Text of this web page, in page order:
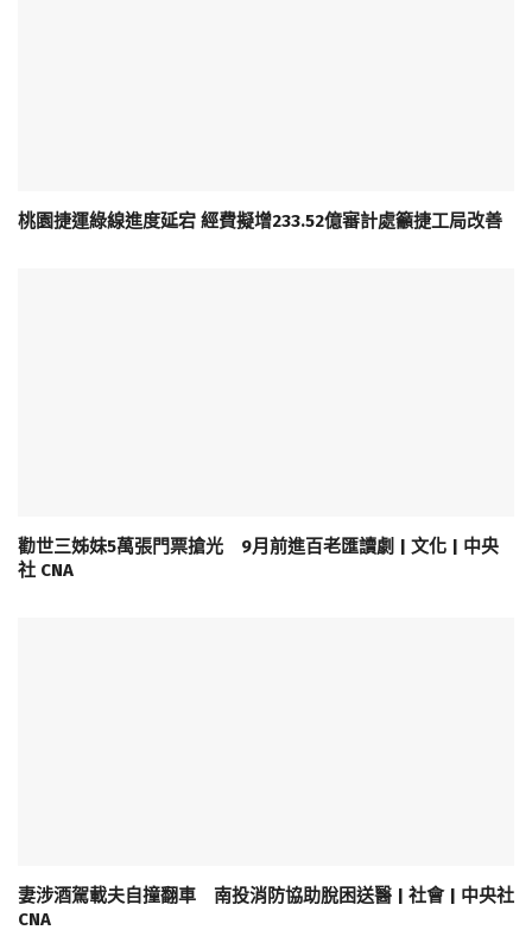
桃園捷運綠線進度延宕 經費擬增233.52億審計處籲捷工局改善
勸世三姊妹5萬張門票搶光 9月前進百老匯讀劇 | 文化 | 中央
社 CNA
妻涉酒駕載夫自撞翻車 南投消防協助脫困送醫 | 社會 | 中央社
CNA